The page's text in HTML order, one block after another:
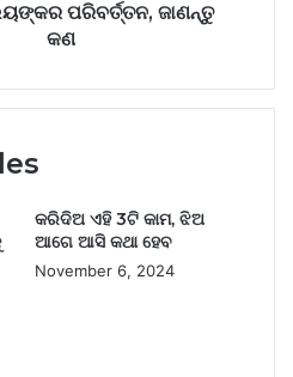
ପରିବର୍ତ୍ତନ, ଜାଣନ୍ତୁ
କଣ
କରିଦିଅ ଏହି 3ଟି କାମ, ଝିଅ
ଆଗେ ଆସି କଥା ହେବ
November 6, 2024